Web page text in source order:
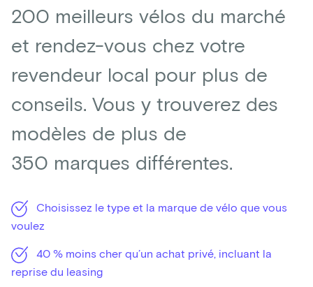
200 meilleurs vélos du marché
et rendez-vous chez votre
revendeur local pour plus de
conseils. Vous y trouverez des
modèles de plus de
350 marques différentes.
Choisissez le type et la marque de vélo que vous
voulez
40 % moins cher qu’un achat privé, incluant la
reprise du leasing